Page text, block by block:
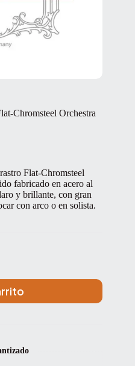
Chromsteel Orchestra
Flat-Chromsteel
fabricado en acero al
y brillante, con gran
con arco o en solista.